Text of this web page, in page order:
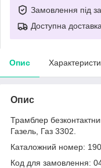
Замовлення під
Доступна доставка
Опис
Опис
Трамблер
Газель, Газ 3302.
Каталожний номер:
Код для замовлення: